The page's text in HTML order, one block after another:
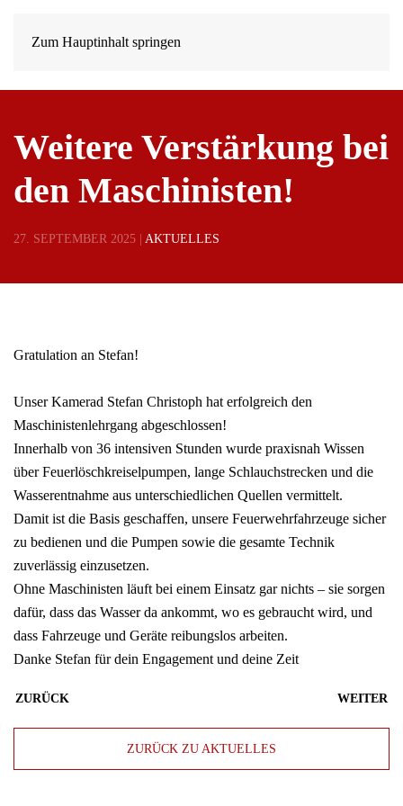
Zum Hauptinhalt springen
Weitere Verstärkung bei
den Maschinisten!
27. SEPTEMBER 2025 AKTUELLES
Gratulation an Stefan!
Unser Kamerad Stefan Christoph hat erfolgreich den
Maschinistenlehrgang abgeschlossen!
Innerhalb von 36 intensiven Stunden wurde praxisnah Wissen
über Feuerlöschkreiselpumpen, lange Schlauchstrecken und die
Wasserentnahme aus unterschiedlichen Quellen vermittelt.
Damit ist die Basis geschaffen, unsere Feuerwehrfahrzeuge sicher
zu bedienen und die Pumpen sowie die gesamte Technik
zuverlässig einzusetzen.
Ohne Maschinisten läuft bei einem Einsatz gar nichts – sie sorgen
dafür, dass das Wasser da ankommt, wo es gebraucht wird, und
dass Fahrzeuge und Geräte reibungslos arbeiten.
Danke Stefan für dein Engagement und deine Zeit
ZURÜCK WEITER
ZURÜCK ZU AKTUELLES